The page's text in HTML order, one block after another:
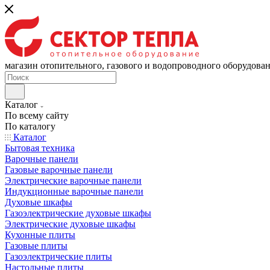
магазин отопительного, газового и водопроводного
Каталог
По всему сайту
По каталогу
Каталог
Бытовая техника
Варочные панели
Газовые варочные панели
Электрические варочные панели
Индукционные варочные панели
Духовые шкафы
Газоэлектрические духовые шкафы
Электрические духовые шкафы
Кухонные плиты
Газовые плиты
Газоэлектрические плиты
Настольные плиты